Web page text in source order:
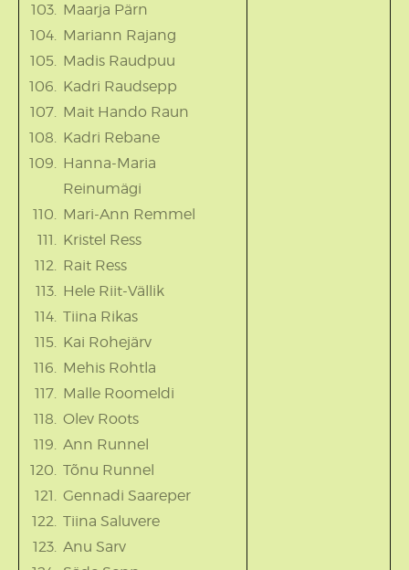
Maarja Pärn
Mariann Rajang
Madis Raudpuu
Kadri Raudsepp
Mait Hando Raun
Kadri Rebane
Hanna-Maria
Reinumägi
Mari-Ann Remmel
Kristel Ress
Rait Ress
Hele Riit-Vällik
Tiina Rikas
Kai Rohejärv
Mehis Rohtla
Malle Roomeldi
Olev Roots
Ann Runnel
Tõnu Runnel
Gennadi Saareper
Tiina Saluvere
Anu Sarv